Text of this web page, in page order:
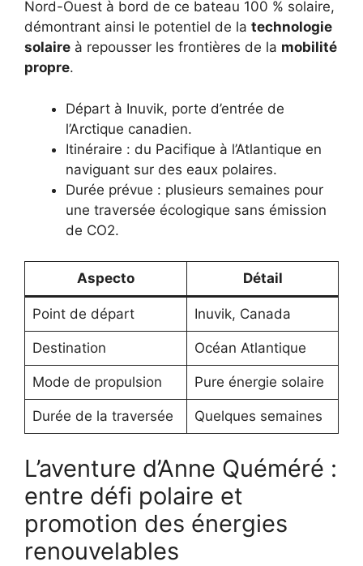
Nord-Ouest à bord de ce bateau 100 % solaire,
démontrant ainsi le potentiel de la technologie
solaire à repousser les frontières de la mobilité
propre.
Départ à Inuvik, porte d’entrée de
l’Arctique canadien.
Itinéraire : du Pacifique à l’Atlantique en
naviguant sur des eaux polaires.
Durée prévue : plusieurs semaines pour
une traversée écologique sans émission
de CO2.
Aspecto Détail
Point de départ Inuvik, Canada
Destination Océan Atlantique
Mode de propulsion Pure énergie solaire
Durée de la traversée Quelques semaines
L’aventure d’Anne Quéméré :
entre défi polaire et
promotion des énergies
renouvelables